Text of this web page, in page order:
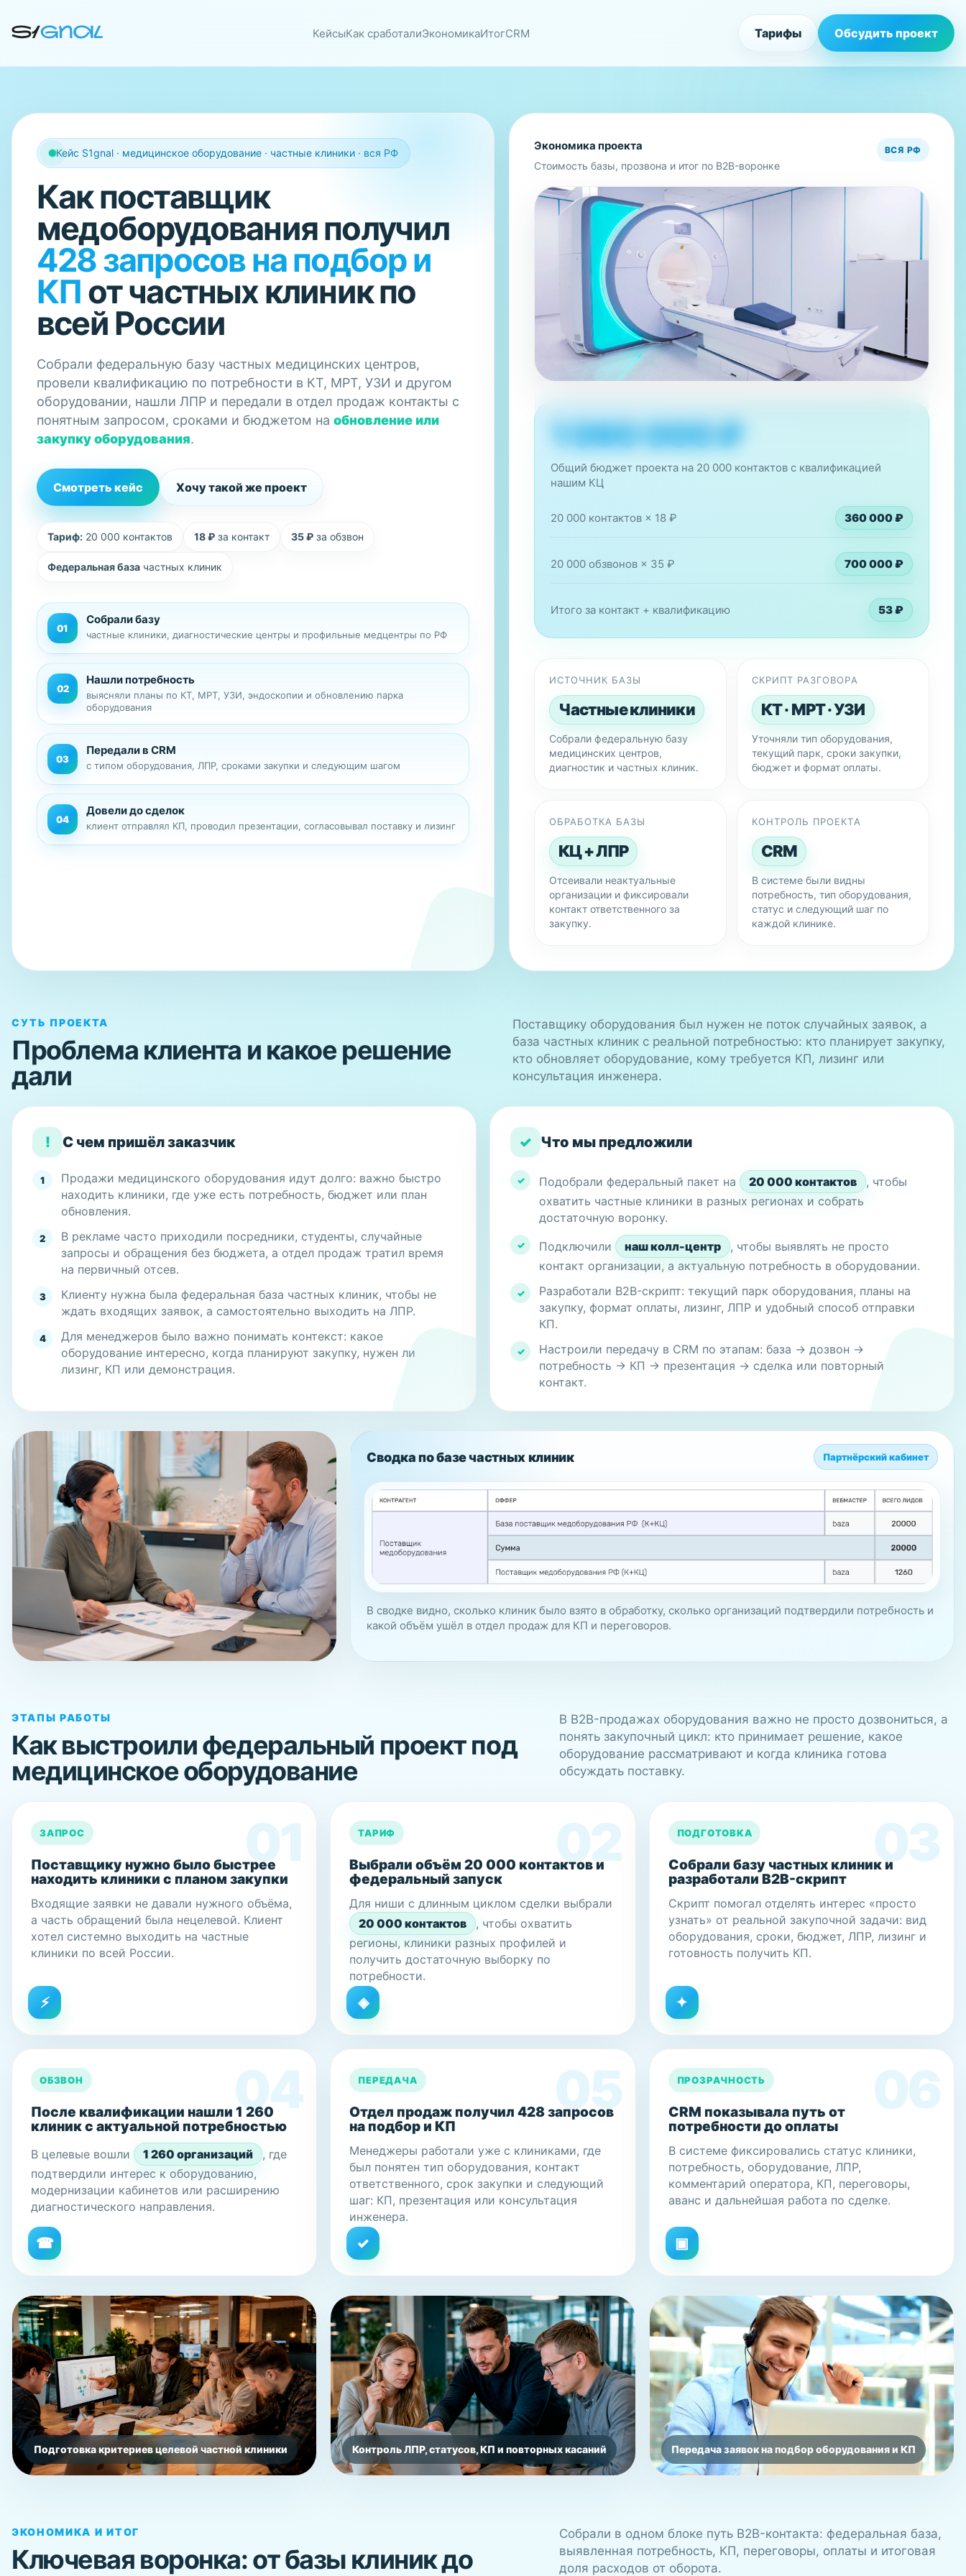
КейсыКак сработалиЭкономикаИтогCRM Тарифы Обсудить проект
Кейс S1gnal · медицинское оборудование · частные клиники · вся РФ
Как поставщик
медоборудования получил
428 запросов на подбор и
КП от частных клиник по
всей России
Собрали федеральную базу частных медицинских центров,
провели квалификацию по потребности в КТ, МРТ, УЗИ и другом
оборудовании, нашли ЛПР и передали в отдел продаж контакты с
понятным запросом, сроками и бюджетом на обновление или
закупку оборудования.
Смотреть кейс Хочу такой же проект
Тариф: 20 000 контактов 18 ₽ за контакт 35 ₽ за обзвон
Федеральная база частных клиник
01
Собрали базу
частные клиники, диагностические центры и профильные медцентры по РФ
02
Нашли потребность
выясняли планы по КТ, МРТ, УЗИ, эндоскопии и обновлению парка
оборудования
03
Передали в CRM
с типом оборудования, ЛПР, сроками закупки и следующим шагом
04
Довели до сделок
клиент отправлял КП, проводил презентации, согласовывал поставку и лизинг
Экономика проекта
Стоимость базы, прозвона и итог по B2B-воронке
ВСЯ РФ
Частные клиники, диагностические центры, ЛПР, закупка оборудования,
КП и переговоры.
1 060 000 ₽
Общий бюджет проекта на 20 000 контактов с квалификацией
нашим КЦ
20 000 контактов × 18 ₽ 360 000 ₽
20 000 обзвонов × 35 ₽ 700 000 ₽
Итого за контакт + квалификацию 53 ₽
ИСТОЧНИК БАЗЫ
Частные клиники
Собрали федеральную базу
медицинских центров,
диагностик и частных клиник.
СКРИПТ РАЗГОВОРА
КТ · МРТ · УЗИ
Уточняли тип оборудования,
текущий парк, сроки закупки,
бюджет и формат оплаты.
ОБРАБОТКА БАЗЫ
КЦ + ЛПР
Отсеивали неактуальные
организации и фиксировали
контакт ответственного за
закупку.
КОНТРОЛЬ ПРОЕКТА
CRM
В системе были видны
потребность, тип оборудования,
статус и следующий шаг по
каждой клинике.
СУТЬ ПРОЕКТА
Проблема клиента и какое решение
дали
Поставщику оборудования был нужен не поток случайных заявок, а
база частных клиник с реальной потребностью: кто планирует закупку,
кто обновляет оборудование, кому требуется КП, лизинг или
консультация инженера.
! С чем пришёл заказчик
1
Продажи медицинского оборудования идут долго: важно быстро
находить клиники, где уже есть потребность, бюджет или план
обновления.
2
В рекламе часто приходили посредники, студенты, случайные
запросы и обращения без бюджета, а отдел продаж тратил время
на первичный отсев.
3
Клиенту нужна была федеральная база частных клиник, чтобы не
ждать входящих заявок, а самостоятельно выходить на ЛПР.
4
Для менеджеров было важно понимать контекст: какое
оборудование интересно, когда планируют закупку, нужен ли
лизинг, КП или демонстрация.
✓ Что мы предложили
✓ Подобрали федеральный пакет на 20 000 контактов
, чтобы
охватить частные клиники в разных регионах и собрать
достаточную воронку.
✓ Подключили наш колл-центр
, чтобы выявлять не просто
контакт организации, а актуальную потребность в оборудовании.
✓
Разработали B2B-скрипт: текущий парк оборудования, планы на
закупку, формат оплаты, лизинг, ЛПР и удобный способ отправки
КП.
✓
Настроили передачу в CRM по этапам: база → дозвон →
потребность → КП → презентация → сделка или повторный
контакт.
В целевые попадали организации, где есть интерес к
оборудованию, понятный ответственный и следующий шаг
для отдела продаж.
Сводка по базе частных клиник Партнёрский кабинет
В сводке видно, сколько клиник было взято в обработку, сколько организаций подтвердили потребность и
какой объём ушёл в отдел продаж для КП и переговоров.
ЭТАПЫ РАБОТЫ
Как выстроили федеральный проект под
медицинское оборудование
В B2B-продажах оборудования важно не просто дозвониться, а
понять закупочный цикл: кто принимает решение, какое
оборудование рассматривают и когда клиника готова
обсуждать поставку.
ЗАПРОС
Поставщику нужно было быстрее
находить клиники с планом закупки
Входящие заявки не давали нужного объёма,
а часть обращений была нецелевой. Клиент
хотел системно выходить на частные
клиники по всей России.
ТАРИФ
Выбрали объём 20 000 контактов и
федеральный запуск
Для ниши с длинным циклом сделки выбрали
20 000 контактов
, чтобы охватить
регионы, клиники разных профилей и
получить достаточную выборку по
потребности.
ПОДГОТОВКА
Собрали базу частных клиник и
разработали B2B-скрипт
Скрипт помогал отделять интерес «просто
узнать» от реальной закупочной задачи: вид
оборудования, сроки, бюджет, ЛПР, лизинг и
готовность получить КП.
ОБЗВОН
После квалификации нашли 1 260
клиник с актуальной потребностью
В целевые вошли 1 260 организаций
, где
подтвердили интерес к оборудованию,
модернизации кабинетов или расширению
диагностического направления.
ПЕРЕДАЧА
Отдел продаж получил 428 запросов
на подбор и КП
Менеджеры работали уже с клиниками, где
был понятен тип оборудования, контакт
ответственного, срок закупки и следующий
шаг: КП, презентация или консультация
инженера.
ПРОЗРАЧНОСТЬ
CRM показывала путь от
потребности до оплаты
В системе фиксировались статус клиники,
потребность, оборудование, ЛПР,
комментарий оператора, КП, переговоры,
аванс и дальнейшая работа по сделке.
Подготовка критериев целевой частной клиники Контроль ЛПР, статусов, КП и повторных касаний Передача заявок на подбор оборудования и КП
ЭКОНОМИКА И ИТОГ
Ключевая воронка: от базы клиник до
Собрали в одном блоке путь B2B-контакта: федеральная база,
выявленная потребность, КП, переговоры, оплаты и итоговая
доля расходов от оборота.